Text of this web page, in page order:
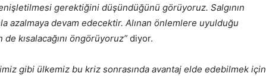
gerektiğini düşündüğünü görüyoruz. Salgının
azalmaya devam edecektir. Alınan önlemlere uyulduğu
kısalacağını öngörüyoruz” diyor.
gibi ülkemiz bu kriz sonrasında avantaj elde edebilmek için